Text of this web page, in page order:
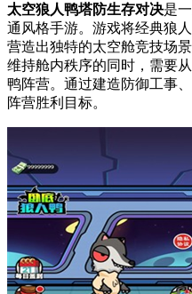
太空狼人鸭塔防生存对决是
通风格手游。游戏将经典狼
营造出独特的太空舱竞技场
维持舱内秩序的同时，需要
鸭阵营。通过建造防御工事
阵营胜利目标。